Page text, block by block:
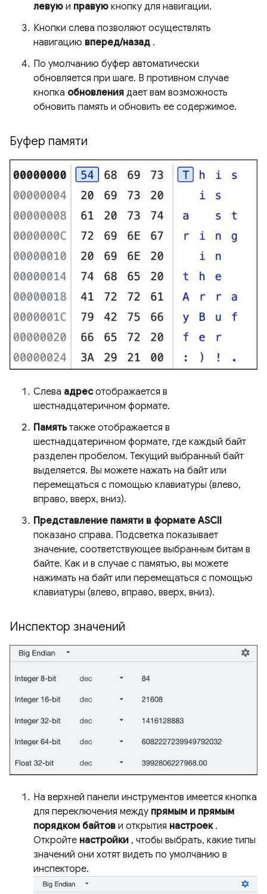
левую и правую кнопку для навигации.
Кнопки слева позволяют осуществлять
навигацию вперед/назад .
По умолчанию буфер автоматически
обновляется при шаге. В противном случае
кнопка обновления дает вам возможность
обновить память и обновить ее содержимое.
Буфер памяти
Слева адресотображается в
шестнадцатеричном формате.
Памятьтакже отображается в
шестнадцатеричном формате, где каждый байт
разделен пробелом. Текущий выбранный байт
выделяется. Вы можете нажать на байт или
перемещаться с помощью клавиатуры (влево,
вправо, вверх, вниз).
Представление памяти в формате ASCII
показано справа. Подсветка показывает
значение, соответствующее выбранным битам в
байте. Как и в случае с памятью, вы можете
нажимать на байт или перемещаться с помощью
клавиатуры (влево, вправо, вверх, вниз).
Инспектор значений
На верхней панели инструментов имеется кнопка
для переключения между прямым и прямым
порядком байтов и открытия настроек.
Откройте настройки , чтобы выбрать, какие типы
значений они хотят видеть по умолчанию в
инспекторе.